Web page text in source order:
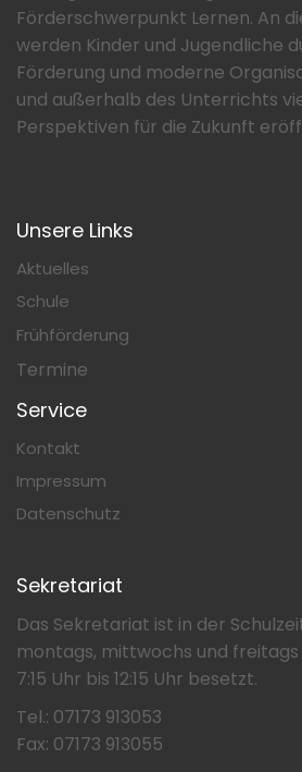
Förderschwerpunkt Lernen. An
werden Kinder und Jugendliche
Förderung und moderne
und außerhalb des Unterrichts
Perspektiven für die Zukunft
Unsere Links
Aktuelles
Schule
Frühförderung
Termine
Service
Kontakt
Impressum
Datenschutz
Sekretariat
Das Sekretariat ist in der
montags, mittwochs und freitags
7:15 Uhr bis 12:15 Uhr besetzt.
Tel.: 07173 913053
Fax: 07173 913055